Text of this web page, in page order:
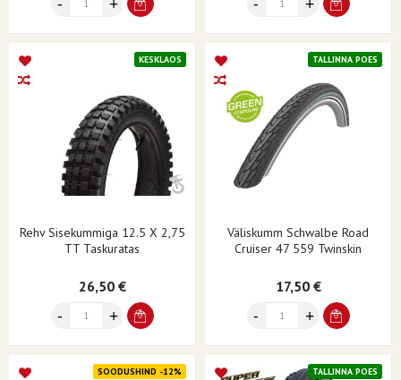
KESKLAOS
Rehv Sisekummiga 12.5 X 2,75
TT Taskuratas
26,50 €
TALLINNA POES
Väliskumm Schwalbe Road
Cruiser 47 559 Twinskin
17,50 €
SOODUSHIND -12%
TALLINNA POES